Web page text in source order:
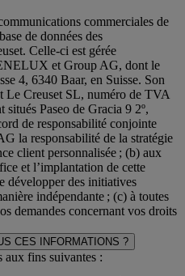
commerciales de
de données des
Celle-ci est gérée
et Group AG, dont le
4, 6340 Baar, en Suisse. Son
Le Creuset SL, numéro de TVA
Paseo de Gracia 9 2º,
de responsabilité conjointe
la responsabilité de la stratégie
client personnalisée ; (b) aux
et l’implantation de cette
développer des initiatives
indépendante ; (c) à toutes
demandes concernant vos droits
CES INFORMATIONS ?
aux fins suivantes :